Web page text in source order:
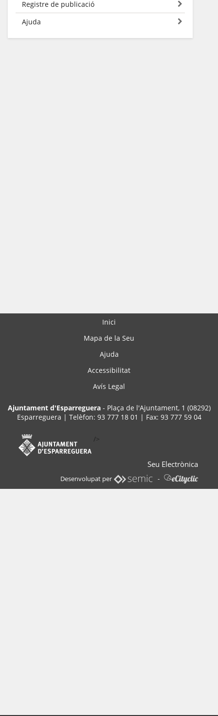
Registre de publicació
Ajuda
Inici
Mapa de la Seu
Ajuda
Accessibilitat
Avís Legal
Ajuntament d'Esparreguera- Plaça de l'Ajuntament, 1 (08292)
Esparreguera | Telèfon: 93 777 18 01 | Fax: 93 777 59 04
/>
Seu Electrònica
Desenvolupat per -